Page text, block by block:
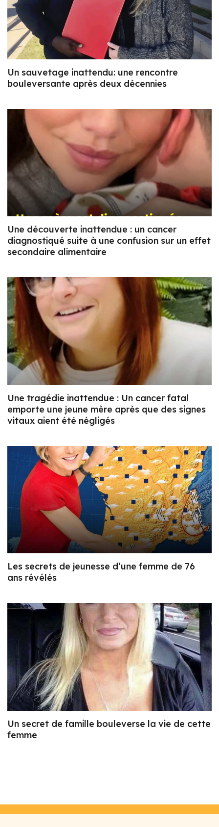
Un sauvetage inattendu: une rencontre
bouleversante après deux décennies
Une découverte inattendue : un cancer
diagnostiqué suite à une confusion sur un effet
secondaire alimentaire
Une tragédie inattendue : Un cancer fatal
emporte une jeune mère après que des signes
vitaux aient été négligés
Les secrets de jeunesse d’une femme de 76
ans révélés
Un secret de famille bouleverse la vie de cette
femme